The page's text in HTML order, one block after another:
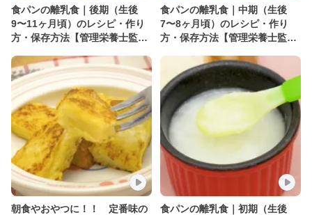
食パンの離乳食｜後期（生後
9〜11ヶ月頃）のレシピ・作り
方・保存方法【管理栄養士監
食パンの離乳食｜中期（生後
7〜8ヶ月頃）のレシピ・作り
方・保存方法【管理栄養士監
朝食やおやつに！！ 定番味の
食パンの離乳食｜初期（生後